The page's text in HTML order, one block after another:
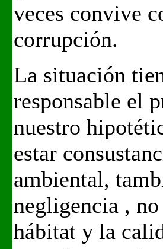
veces convive
corrupción.
La situación
responsable el
nuestro
estar
ambiental,
negligencia ,
hábitat y la